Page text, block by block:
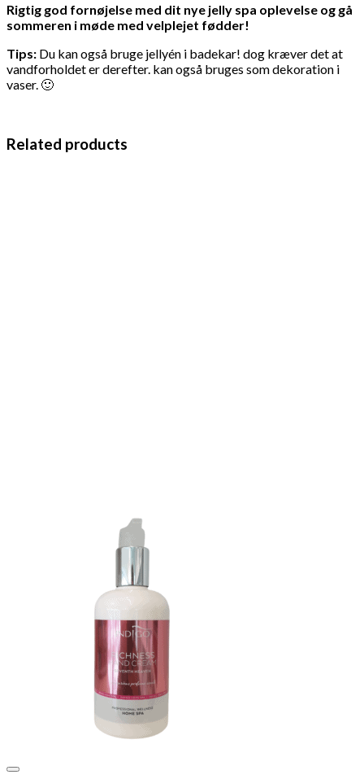
Rigtig god fornøjelse med dit nye jelly spa oplevelse og gå
sommeren i møde med velplejet fødder!
Tips: Du kan også bruge jellyén i badekar! dog kræver det at
vandforholdet er derefter. kan også bruges som dekoration i
vaser. 🙂
Related products